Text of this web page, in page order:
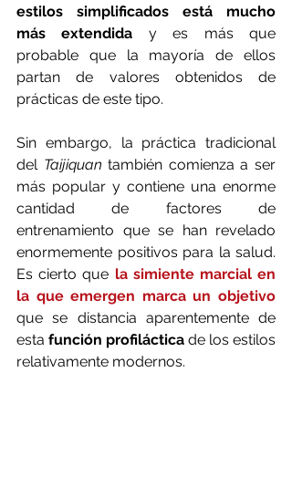
estilos simplificados está mucho
más extendida y es más que
probable que la mayoría de ellos
partan de valores obtenidos de
prácticas de este tipo.
Sin embargo, la práctica tradicional
del Taijiquan también comienza a ser
más popular y contiene una enorme
cantidad de factores de
entrenamiento que se han revelado
enormemente positivos para la salud.
Es cierto que la simiente marcial en
la que emergen marca un objetivo
que se distancia aparentemente de
esta función profiláctica de los estilos
relativamente modernos.